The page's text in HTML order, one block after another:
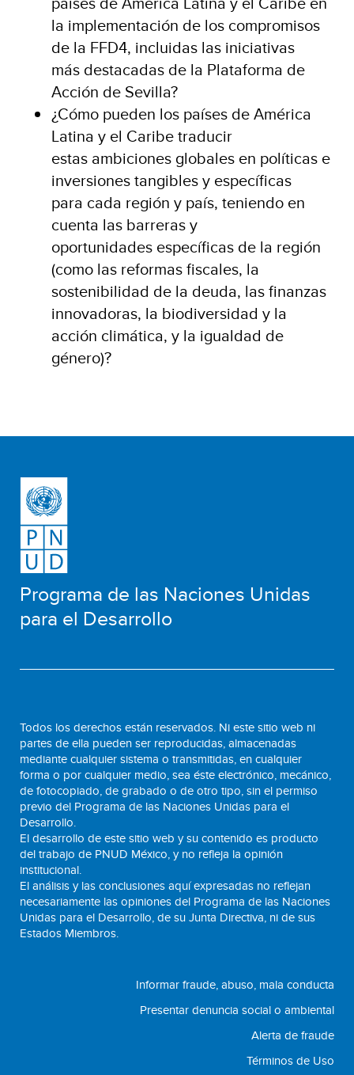
la implementación de los compromisos
de la FFD4, incluidas las iniciativas
más destacadas de la Plataforma de
Acción de Sevilla?
¿Cómo pueden los países de América
Latina y el Caribe traducir
estas ambiciones globales en políticas e
inversiones tangibles y específicas
para cada región y país, teniendo en
cuenta las barreras y
oportunidades específicas de la región
(como las reformas fiscales, la
sostenibilidad de la deuda, las finanzas
innovadoras, la biodiversidad y la
acción climática, y la igualdad de
género)?
Programa de las Naciones Unidas
para el Desarrollo
Todos los derechos están reservados. Ni este sitio web ni
partes de ella pueden ser reproducidas, almacenadas
mediante cualquier sistema o transmitidas, en cualquier
forma o por cualquier medio, sea éste electrónico, mecánico,
de fotocopiado, de grabado o de otro tipo, sin el permiso
previo del Programa de las Naciones Unidas para el
Desarrollo.
El desarrollo de este sitio web y su contenido es producto
del trabajo de PNUD México, y no refleja la opinión
institucional.
El análisis y las conclusiones aquí expresadas no reflejan
necesariamente las opiniones del Programa de las Naciones
Unidas para el Desarrollo, de su Junta Directiva, ni de sus
Estados Miembros.
Informar fraude, abuso, mala conducta
Presentar denuncia social o ambiental
Alerta de fraude
Términos de Uso